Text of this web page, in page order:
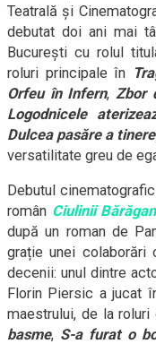
Teatrală și
debutat doi ani mai
București cu rolul
roluri principale în
Orfeu în Infern,Zbor
Logodnicele
Dulcea pasăre a
versatilitate greu de
Debutul
român Ciulinii
după un roman de
grație unei
decenii: unul dintre
Florin Piersic a jucat
maestrului, de la
basme, S-a furat o